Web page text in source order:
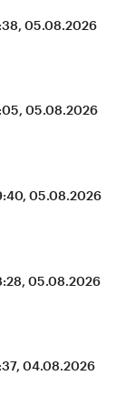
05.08.2026
05.08.2026
05.08.2026
05.08.2026
04.08.2026